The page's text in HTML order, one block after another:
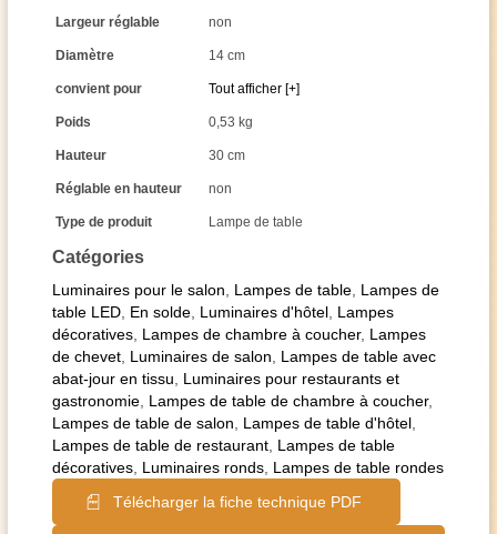
Catégories
Luminaires pour le salon Lampes de table Lampes de
table LED En solde Luminaires d'hôtel Lampes
décoratives Lampes de chambre à coucher, Lampes
de chevet Luminaires de salon
Lampes de table avec
abat-jour en tissu
Luminaires pour restaurants et
gastronomie Lampes de table de chambre à coucher,
Lampes de table de salon
Lampes de table d'hôtel
Lampes de table de restaurant Lampes de table
décoratives Luminaires ronds Lampes de table rondes
Télécharger la fiche technique PDF
Largeur réglable non
Diamètre 14 cm
convient pour Tout afficher [+]
Poids 0,53 kg
Hauteur 30 cm
Réglable en hauteur non
Type de produit Lampe de table